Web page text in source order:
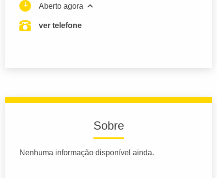
Aberto agora
ver telefone
Sobre
Nenhuma informação disponível ainda.